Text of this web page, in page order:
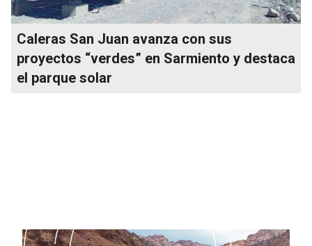
Caleras San Juan avanza con sus
proyectos “verdes” en Sarmiento y destaca
el parque solar